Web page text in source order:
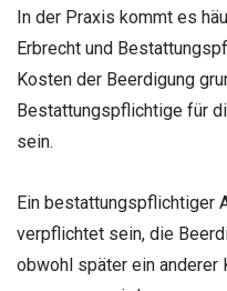
In der Praxis kommt es
Erbrecht und
Kosten der Beerdigung
Bestattungspflichtige für
sein.
Ein bestattungspflichtiger
verpflichtet sein, die
obwohl später ein anderer